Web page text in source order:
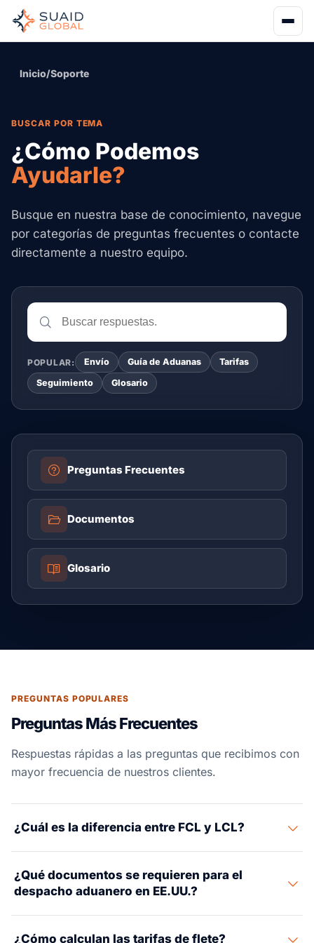
Inicio/Soporte
BUSCAR POR TEMA
¿Cómo Podemos
Ayudarle?
Busque en nuestra base de conocimiento, navegue
por categorías de preguntas frecuentes o contacte
directamente a nuestro equipo.
POPULAR: Envío Guía de Aduanas
Tarifas
Seguimiento
Glosario
Preguntas Frecuentes
Documentos
Glosario
PREGUNTAS POPULARES
Preguntas Más Frecuentes
Respuestas rápidas a las preguntas que recibimos con
mayor frecuencia de nuestros clientes.
¿Cuál es la diferencia entre FCL y LCL?
contenedor completo exclusivamente para su carga —
ideal para envíos de más de 15 CBM o cuando necesita
rutas directas y tránsito más rápido. LCL (Less Than
Container Load) significa que su carga comparte
¿Qué documentos se requieren para el
despacho aduanero en EE.UU.?
¿Cómo calculan las tarifas de flete?